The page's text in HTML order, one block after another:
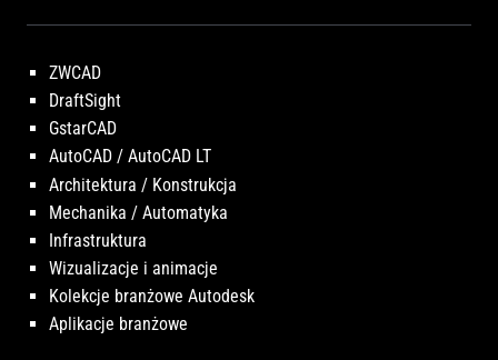
ZWCAD
DraftSight
GstarCAD
AutoCAD / AutoCAD LT
Architektura / Konstrukcja
Mechanika / Automatyka
Infrastruktura
Wizualizacje i animacje
Kolekcje branżowe Autodesk
Aplikacje branżowe